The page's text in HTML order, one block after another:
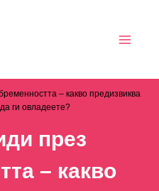
– какво предизвиква
ги овладеете?
през
– какво